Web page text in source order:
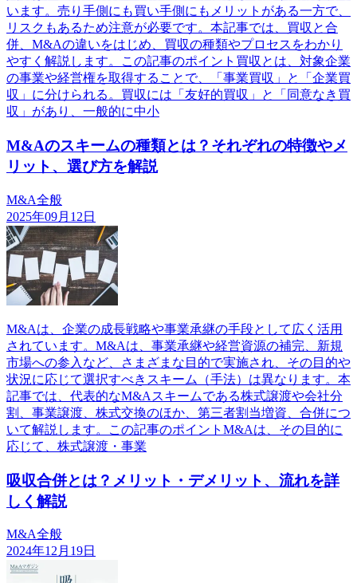
います。売り手側にも買い手側にもメリットがある一方で、
リスクもあるため注意が必要です。本記事では、買収と合
併、M&Aの違いをはじめ、買収の種類やプロセスをわかり
やすく解説します。この記事のポイント買収とは、対象企業
の事業や経営権を取得することで、「事業買収」と「企業買
収」に分けられる。買収には「友好的買収」と「同意なき買
収」があり、一般的に中小
M&Aのスキームの種類とは？それぞれの特徴やメ
リット、選び方を解説
M&A全般
2025年09月12日
M&Aは、企業の成長戦略や事業承継の手段として広く活用
されています。M&Aは、事業承継や経営資源の補完、新規
市場への参入など、さまざまな目的で実施され、その目的や
状況に応じて選択すべきスキーム（手法）は異なります。本
記事では、代表的なM&Aスキームである株式譲渡や会社分
割、事業譲渡、株式交換のほか、第三者割当増資、合併につ
いて解説します。この記事のポイントM&Aは、その目的に
応じて、株式譲渡・事業
吸収合併とは？メリット・デメリット、流れを詳
しく解説
M&A全般
2024年12月19日